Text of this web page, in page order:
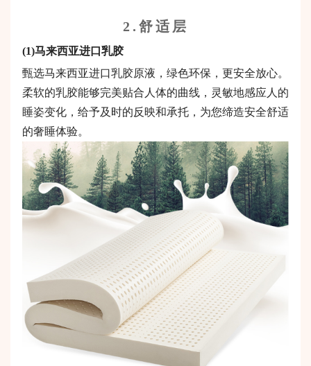
2. 舒适层
(1)马来西亚进口乳胶
甄选马来西亚进口乳胶原液，绿色环保，更安全放心。
柔软的乳胶能够完美贴合人体的曲线，灵敏地感应人的
睡姿变化，给予及时的反映和承托，为您缔造安全舒适
的奢睡体验。